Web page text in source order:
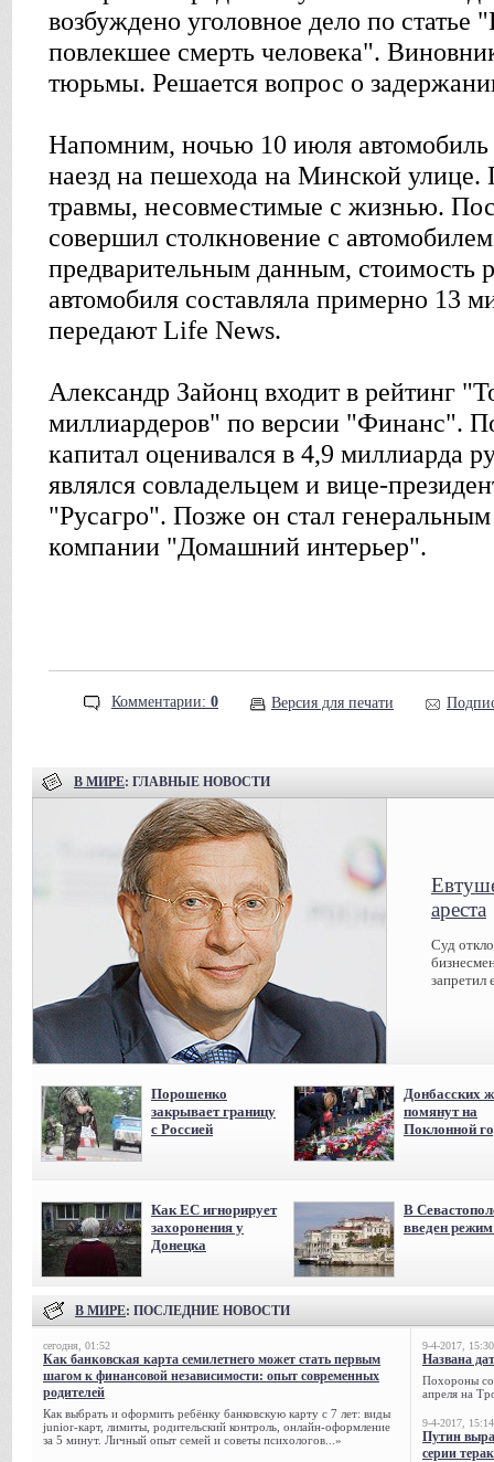
возбуждено уголовное дело по
повлекшее смерть человека".
тюрьмы. Решается вопрос о
Напомним, ночью 10 июля
наезд на пешехода на Минской
травмы, несовместимые с жизнью.
совершил столкновение с
предварительным данным, стоимость
автомобиля составляла примерно 13
передают Life News.
Александр Зайонц входит в рейтинг
миллиардеров" по версии "Финанс".
капитал оценивался в 4,9 миллиарда
являлся совладельцем и вице-
"Русагро". Позже он стал
компании "Домашний интерьер".
Комментарии: 0 Версия для печати
В МИРЕ: ГЛАВНЫЕ НОВОСТИ
ареста
Суд
запретил
Порошенко
закрывает границу
с Россией
Донбасских
помянут на
Поклонной
Как ЕС игнорирует
захоронения у
Донецка
В
введен
В МИРЕ: ПОСЛЕДНИЕ НОВОСТИ
сегодня, 01:52
Как банковская карта семилетнего может стать первым
шагом к финансовой независимости: опыт современных
родителей
Как выбрать и оформить ребёнку банковскую карту с 7 лет: виды
junior-карт, лимиты, родительский контроль, онлайн-оформление
за 5 минут. Личный опыт семей и советы психологов...»
9-4-2017, 15:30
Названа
Похороны
апреля на
9-4-2017, 15:14
Путин
серии